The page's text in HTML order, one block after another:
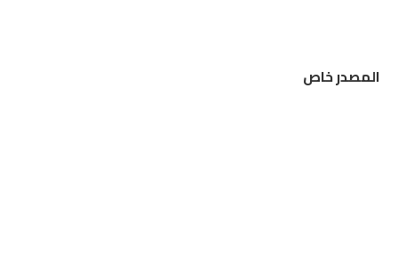
المصدر خاص